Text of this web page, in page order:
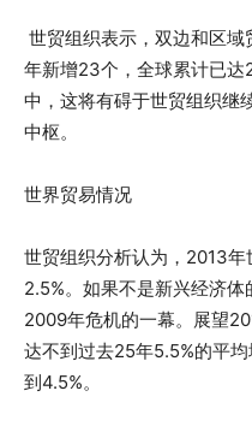
世贸组织表示，双边和区
年新增23个，全球累计已
中，这将有碍于世贸组织继
中枢。
世界贸易情况
世贸组织分析认为，2013
2.5%。如果不是新兴经济
2009年危机的一幕。展望
达不到过去25年5.5%的平
到4.5%。